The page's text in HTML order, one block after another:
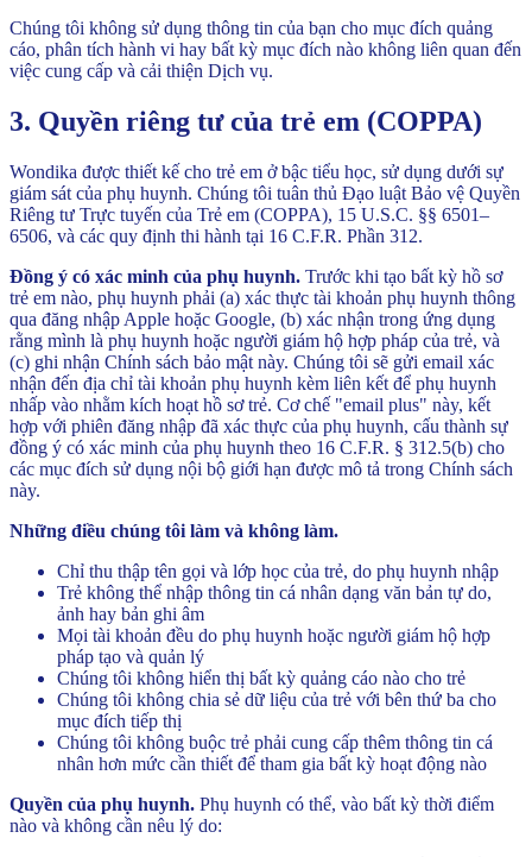
Chúng tôi không sử dụng thông tin của bạn cho mục đích quảng
cáo, phân tích hành vi hay bất kỳ mục đích nào không liên quan đến
việc cung cấp và cải thiện Dịch vụ.
3. Quyền riêng tư của trẻ em (COPPA)
Wondika được thiết kế cho trẻ em ở bậc tiểu học, sử dụng dưới sự
giám sát của phụ huynh. Chúng tôi tuân thủ Đạo luật Bảo vệ Quyền
Riêng tư Trực tuyến của Trẻ em (COPPA), 15 U.S.C. §§ 6501–
6506, và các quy định thi hành tại 16 C.F.R. Phần 312.
Đồng ý có xác minh của phụ huynh. Trước khi tạo bất kỳ hồ sơ
trẻ em nào, phụ huynh phải (a) xác thực tài khoản phụ huynh thông
qua đăng nhập Apple hoặc Google, (b) xác nhận trong ứng dụng
rằng mình là phụ huynh hoặc người giám hộ hợp pháp của trẻ, và
(c) ghi nhận Chính sách bảo mật này. Chúng tôi sẽ gửi email xác
nhận đến địa chỉ tài khoản phụ huynh kèm liên kết để phụ huynh
nhấp vào nhằm kích hoạt hồ sơ trẻ. Cơ chế "email plus" này, kết
hợp với phiên đăng nhập đã xác thực của phụ huynh, cấu thành sự
đồng ý có xác minh của phụ huynh theo 16 C.F.R. § 312.5(b) cho
các mục đích sử dụng nội bộ giới hạn được mô tả trong Chính sách
này.
Những điều chúng tôi làm và không làm.
Chỉ thu thập tên gọi và lớp học của trẻ, do phụ huynh nhập
Trẻ không thể nhập thông tin cá nhân dạng văn bản tự do,
ảnh hay bản ghi âm
Mọi tài khoản đều do phụ huynh hoặc người giám hộ hợp
pháp tạo và quản lý
Chúng tôi không hiển thị bất kỳ quảng cáo nào cho trẻ
Chúng tôi không chia sẻ dữ liệu của trẻ với bên thứ ba cho
mục đích tiếp thị
Chúng tôi không buộc trẻ phải cung cấp thêm thông tin cá
nhân hơn mức cần thiết để tham gia bất kỳ hoạt động nào
Quyền của phụ huynh. Phụ huynh có thể, vào bất kỳ thời điểm
nào và không cần nêu lý do: